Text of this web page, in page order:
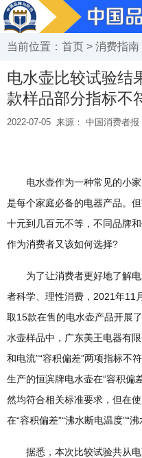
当前位置： 首页 > 消费指南
电水壶比较试验结
款样品部分指标不
2022-07-05 来源： 中国消费者报
电水壶作为一种常见的小家
是每个家庭必备的电器产品。
十元到几百元不等，不同品牌
作为消费者又该如何选择?
为了让消费者更好地了解电
者科学、理性消费，2021年
取15款在售的电水壶产品开展
水壶样品中，广东美王电器有
和电流”“容积偏差”两项指标不
生产的恒滨牌电水壶在“容积偏
然均符合相关标准要求，但在
在“容积偏差”“沸水断电温度”“
据悉，本次比较试验共从电